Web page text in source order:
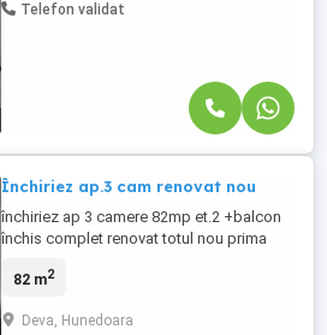
Telefon validat
Închiriez ap.3 cam renovat nou
închiriez ap 3 camere 82mp et.2 +balcon
închis complet renovat totul nou prima
1 septembrie pe perioadă lungă, 450
poze lăsați msj. Nu sunt agenție.
82 m2
Deva, Hunedoara